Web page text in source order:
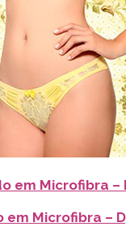
em Microfibra –
Microfibra –